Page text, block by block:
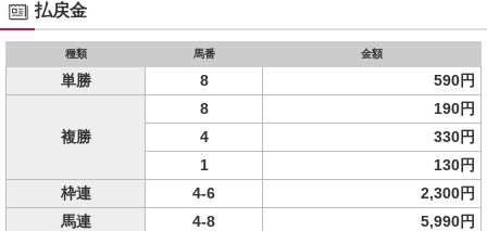
払戻金
種類 馬番 金額
単勝 8 590円
複勝
8
190円
4
330円
1
130円
枠連
4-6
2,300円
馬連
4-8 5,990円